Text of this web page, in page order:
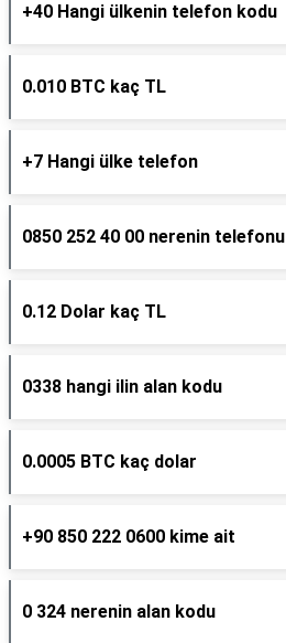
+40 Hangi ülkenin telefon kodu
0.010 BTC kaç TL
+7 Hangi ülke telefon
0850 252 40 00 nerenin telefonu
0.12 Dolar kaç TL
0338 hangi ilin alan kodu
0.0005 BTC kaç dolar
+90 850 222 0600 kime ait
0 324 nerenin alan kodu